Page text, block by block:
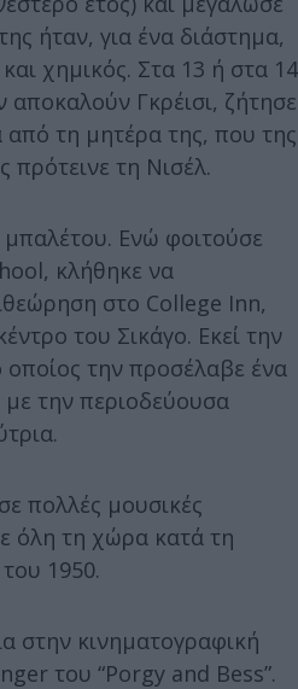
ήταν, για ένα διάστημα,
χημικός. Στα 13 ή στα 14
Γκρέισι, ζήτησε
από τη μητέρα της, που της
πρότεινε τη Νισέλ.
Ενώ φοιτούσε
κλήθηκε να
στο College Inn,
του Σικάγο. Εκεί την
την προσέλαβε ένα
την περιοδεύουσα
πολλές μουσικές
όλη τη χώρα κατά τη
1950.
στην κινηματογραφική
του “Porgy and Bess”.